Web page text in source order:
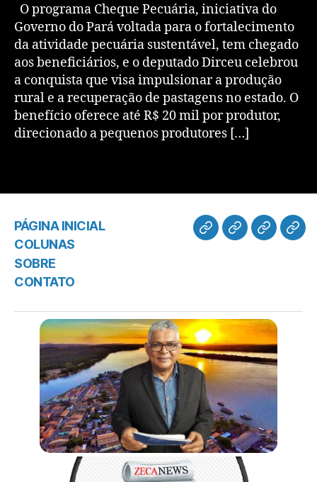
O programa Cheque Pecuária, iniciativa do
Governo do Pará voltada para o fortalecimento
da atividade pecuária sustentável, tem chegado
aos beneficiários, e o deputado Dirceu celebrou
a conquista que visa impulsionar a produção
rural e a recuperação de pastagens no estado. O
benefício oferece até R$ 20 mil por produtor,
direcionado a pequenos produtores […]
PÁGINA INICIAL
COLUNAS
SOBRE
CONTATO